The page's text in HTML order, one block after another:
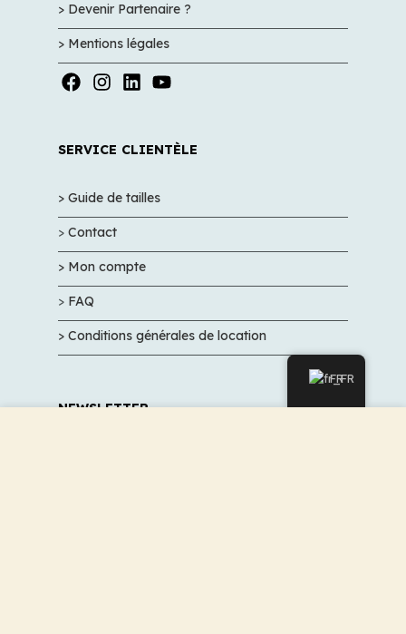
> Devenir Partenaire ?
> Mentions légales
SERVICE CLIENTÈLE
> Guide de tailles
> Contact
> Mon compte
> FAQ
> Conditions générales de location
NEWSLETTER
FR